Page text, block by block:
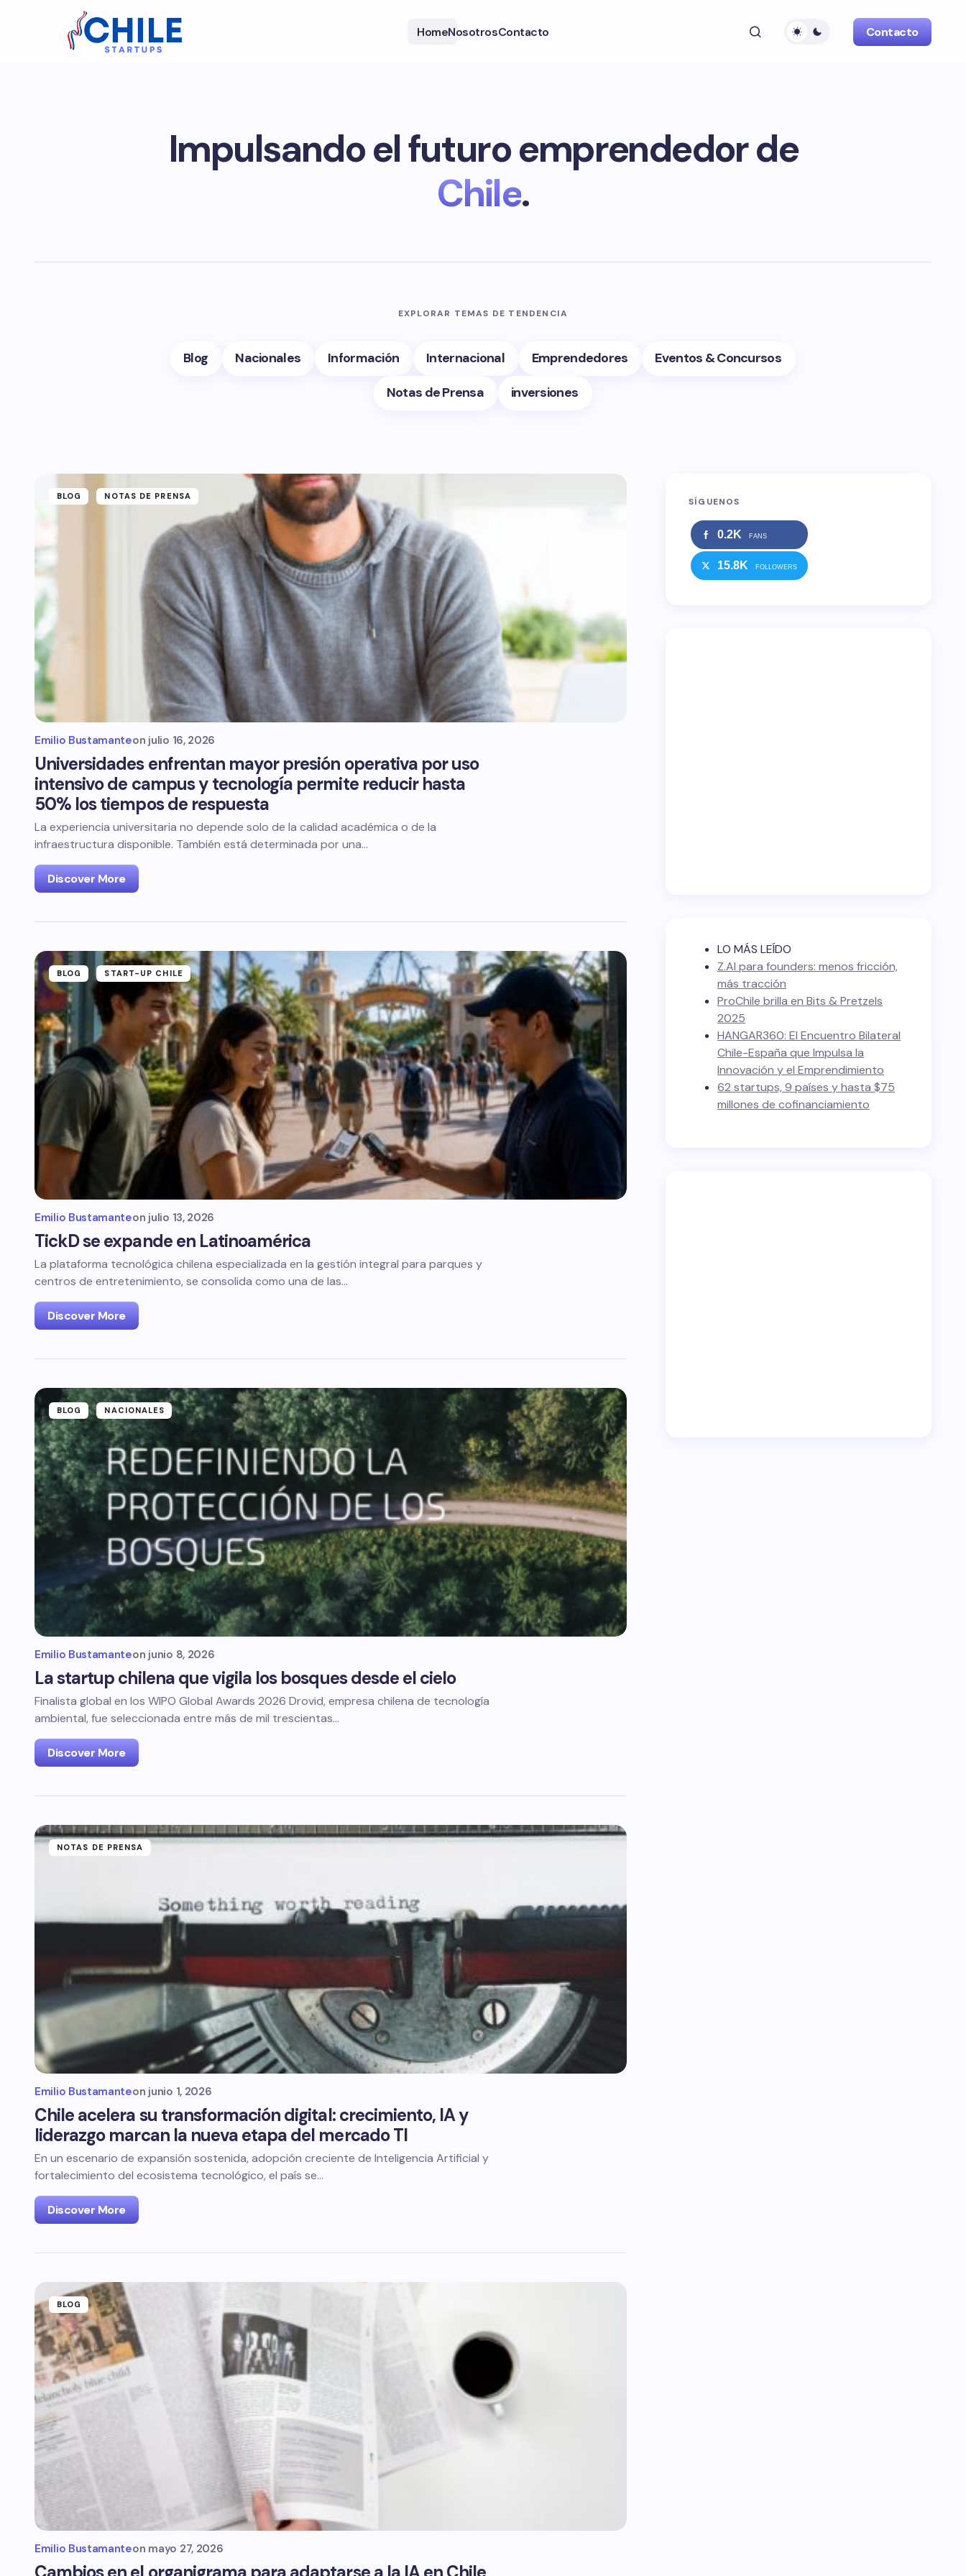
HomeNosotrosContacto Contacto
Impulsando el futuro emprendedor de
Chile.
EXPLORAR TEMAS DE TENDENCIA
Blog Nacionales Información Internacional Emprendedores
Eventos & Concursos
Notas de Prensa
inversiones
BLOG NOTAS DE PRENSA
Emilio Bustamanteon julio 16, 2026
Universidades enfrentan mayor presión operativa por uso
intensivo de campus y tecnología permite reducir hasta
50% los tiempos de respuesta
La experiencia universitaria no depende solo de la calidad académica o de la
infraestructura disponible. También está determinada por una…
Discover More
BLOG START-UP CHILE
Emilio Bustamanteon julio 13, 2026
TickD se expande en Latinoamérica
La plataforma tecnológica chilena especializada en la gestión integral para parques y
centros de entretenimiento, se consolida como una de las…
Discover More
BLOG NACIONALES
Emilio Bustamanteon junio 8, 2026
La startup chilena que vigila los bosques desde el cielo
Finalista global en los WIPO Global Awards 2026 Drovid, empresa chilena de tecnología
ambiental, fue seleccionada entre más de mil trescientas…
Discover More
NOTAS DE PRENSA
Emilio Bustamanteon junio 1, 2026
Chile acelera su transformación digital: crecimiento, IA y
liderazgo marcan la nueva etapa del mercado TI
En un escenario de expansión sostenida, adopción creciente de Inteligencia Artificial y
fortalecimiento del ecosistema tecnológico, el país se…
Discover More
BLOG
Emilio Bustamanteon mayo 27, 2026
SÍGUENOS
0.2K FANS
15.8K FOLLOWERS
LO MÁS LEÍDO
Z.AI para founders: menos fricción,
más tracción
ProChile brilla en Bits & Pretzels
2025
HANGAR360: El Encuentro Bilateral
Chile-España que Impulsa la
Innovación y el Emprendimiento
62 startups, 9 países y hasta $75
millones de cofinanciamiento